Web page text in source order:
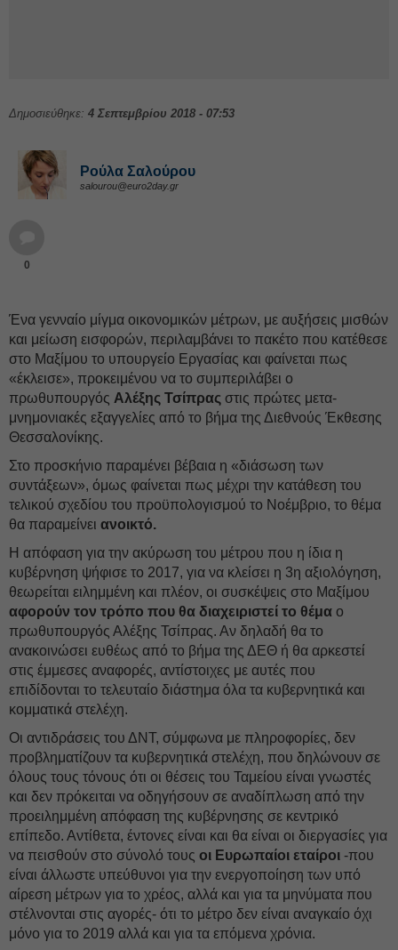
Δημοσιεύθηκε: 4 Σεπτεμβρίου 2018 - 07:53
Ρούλα Σαλούρου
salourou@euro2day.gr
0
Ένα γενναίο μίγμα οικονομικών μέτρων, με αυξήσεις μισθών
και μείωση εισφορών, περιλαμβάνει το πακέτο που κατέθεσε
στο Μαξίμου το υπουργείο Εργασίας και φαίνεται πως
«έκλεισε», προκειμένου να το συμπεριλάβει ο
πρωθυπουργός Αλέξης Τσίπρας στις πρώτες μετα-
μνημονιακές εξαγγελίες από το βήμα της Διεθνούς Έκθεσης
Θεσσαλονίκης.
Στο προσκήνιο παραμένει βέβαια η «διάσωση των
συντάξεων», όμως φαίνεται πως μέχρι την κατάθεση του
τελικού σχεδίου του προϋπολογισμού το Νοέμβριο, το θέμα
θα παραμείνει ανοικτό.
Η απόφαση για την ακύρωση του μέτρου που η ίδια η
κυβέρνηση ψήφισε το 2017, για να κλείσει η 3η αξιολόγηση,
θεωρείται ειλημμένη και πλέον, οι συσκέψεις στο Μαξίμου
αφορούν τον τρόπο που θα διαχειριστεί το θέμα ο
πρωθυπουργός Αλέξης Τσίπρας. Αν δηλαδή θα το
ανακοινώσει ευθέως από το βήμα της ΔΕΘ ή θα αρκεστεί
στις έμμεσες αναφορές, αντίστοιχες με αυτές που
επιδίδονται το τελευταίο διάστημα όλα τα κυβερνητικά και
κομματικά στελέχη.
Οι αντιδράσεις του ΔΝΤ, σύμφωνα με πληροφορίες, δεν
προβληματίζουν τα κυβερνητικά στελέχη, που δηλώνουν σε
όλους τους τόνους ότι οι θέσεις του Ταμείου είναι γνωστές
και δεν πρόκειται να οδηγήσουν σε αναδίπλωση από την
προειλημμένη απόφαση της κυβέρνησης σε κεντρικό
επίπεδο. Αντίθετα, έντονες είναι και θα είναι οι διεργασίες για
να πεισθούν στο σύνολό τους οι Ευρωπαίοι εταίροι -που
είναι άλλωστε υπεύθυνοι για την ενεργοποίηση των υπό
αίρεση μέτρων για το χρέος, αλλά και για τα μηνύματα που
στέλνονται στις αγορές- ότι το μέτρο δεν είναι αναγκαίο όχι
μόνο για το 2019 αλλά και για τα επόμενα χρόνια.